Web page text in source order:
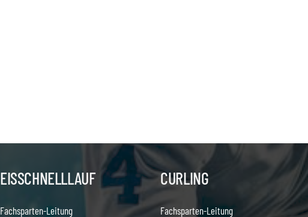
EISSCHNELLLAUF
Fachsparten-Leitung
CURLING
Fachsparten-Leitung